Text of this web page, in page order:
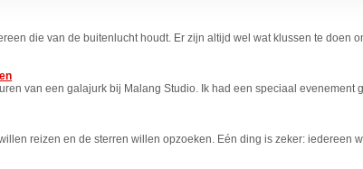
die van de buitenlucht houdt. Er zijn altijd wel wat klussen te doen
van een galajurk bij Malang Studio. Ik had een speciaal evenement
reizen en de sterren willen opzoeken. Eén ding is zeker: iedereen